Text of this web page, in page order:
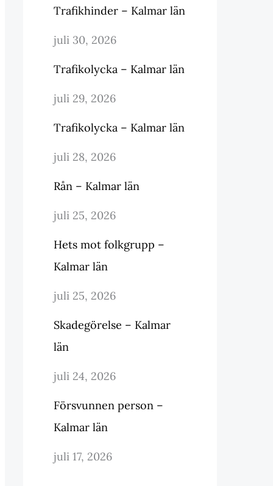
Trafikhinder – Kalmar län
juli 30, 2026
Trafikolycka – Kalmar län
juli 29, 2026
Trafikolycka – Kalmar län
juli 28, 2026
Rån – Kalmar län
juli 25, 2026
Hets mot folkgrupp –
Kalmar län
juli 25, 2026
Skadegörelse – Kalmar
län
juli 24, 2026
Försvunnen person –
Kalmar län
juli 17, 2026